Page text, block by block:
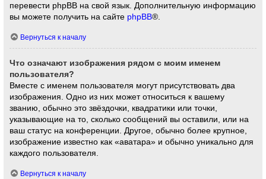
перевести phpBB на свой язык. Дополнительную информацию
вы можете получить на сайте phpBB®.
Вернуться к началу
Что означают изображения рядом с моим именем
пользователя?
Вместе с именем пользователя могут присутствовать два
изображения. Одно из них может относиться к вашему
званию, обычно это звёздочки, квадратики или точки,
указывающие на то, сколько сообщений вы оставили, или на
ваш статус на конференции. Другое, обычно более крупное,
изображение известно как «аватара» и обычно уникально для
каждого пользователя.
Вернуться к началу